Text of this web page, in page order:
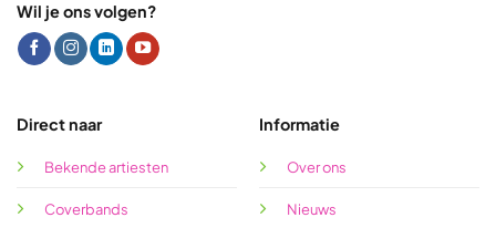
Wil je ons volgen?
Direct naar
Bekende artiesten
Coverbands
Informatie
Over ons
Nieuws